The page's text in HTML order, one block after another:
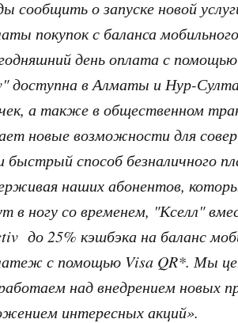
сообщить о запуске новой
покупок с баланса
день оплата с
доступна в Алматы и Нур-
а также в общественном
новые возможности для
быстрый способ безналичного
наших абонентов,
в ногу со временем, "Кселл"
до 25% кэшбэка на баланс
с помощью Visa QR*. Мы
над внедрением новых
интересных акций».